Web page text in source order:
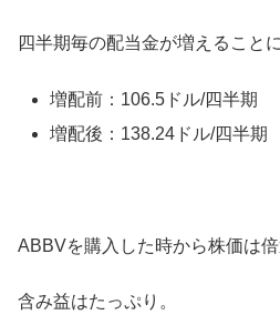
四半期毎の配当金が増えること
増配前：106.5ドル/四半期
増配後：138.24ドル/四半期
ABBVを購入した時から株価は倍
含み益はたっぷり。